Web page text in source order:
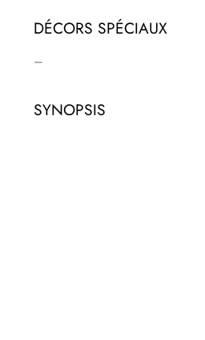
DÉCORS SPÉCIAUX
–
SYNOPSIS